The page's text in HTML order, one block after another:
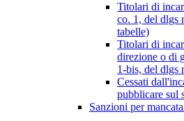
Titolari di
co. 1, del dlgs
tabelle)
Titolari di
direzione o di
1-bis, del dlgs
Cessati
pubblicare sul
Sanzioni per